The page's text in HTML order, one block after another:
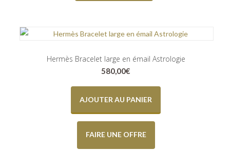
Hermès Bracelet large en émail Astrologie
580,00€
AJOUTER AU PANIER
FAIRE UNE OFFRE